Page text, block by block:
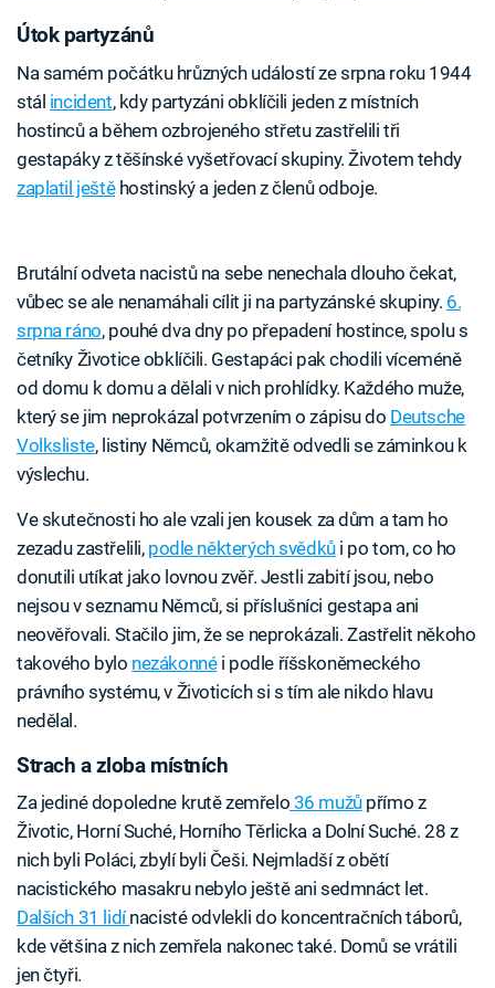
Útok partyzánů
Na samém počátku hrůzných událostí ze srpna roku 1944
stál incident, kdy partyzáni obklíčili jeden z místních
hostinců a během ozbrojeného střetu zastřelili tři
gestapáky z těšínské vyšetřovací skupiny. Životem tehdy
zaplatil ještěhostinský a jeden z členů odboje.
Brutální odveta nacistů na sebe nenechala dlouho čekat,
vůbec se ale nenamáhali cílit ji na partyzánské skupiny. 6.
srpna ráno, pouhé dva dny po přepadení hostince, spolu s
četníky Životice obklíčili. Gestapáci pak chodili víceméně
od domu k domu a dělali v nich prohlídky. Každého muže,
který se jim neprokázal potvrzením o zápisu do Deutsche
Volksliste, listiny Němců, okamžitě odvedli se záminkou k
výslechu.
Ve skutečnosti ho ale vzali jen kousek za dům a tam ho
zezadu zastřelili, podle některých svědkůi po tom, co ho
donutili utíkat jako lovnou zvěř. Jestli zabití jsou, nebo
nejsou v seznamu Němců, si příslušníci gestapa ani
neověřovali. Stačilo jim, že se neprokázali. Zastřelit někoho
takového bylo nezákonnéi podle říšskoněmeckého
právního systému, v Životicích si s tím ale nikdo hlavu
nedělal.
Strach a zloba místních
Za jediné dopoledne krutě zemřelo 36 mužůpřímo z
Životic, Horní Suché, Horního Těrlicka a Dolní Suché. 28 z
nich byli Poláci, zbylí byli Češi. Nejmladší z obětí
nacistického masakru nebylo ještě ani sedmnáct let.
Dalších 31 lidínacisté odvlekli do koncentračních táborů,
kde většina z nich zemřela nakonec také. Domů se vrátili
jen čtyři.